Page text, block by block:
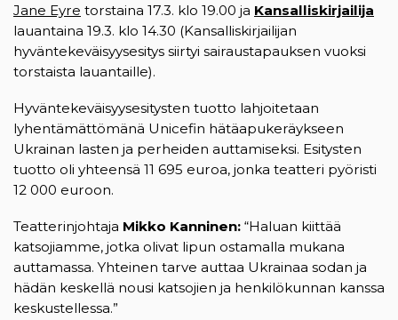
Jane Eyre torstaina 17.3. klo 19.00 ja Kansalliskirjailija
lauantaina 19.3. klo 14.30 (Kansalliskirjailijan
hyväntekeväisyysesitys siirtyi sairaustapauksen vuoksi
torstaista lauantaille).
Hyväntekeväisyysesitysten tuotto lahjoitetaan
lyhentämättömänä Unicefin hätäapukeräykseen
Ukrainan lasten ja perheiden auttamiseksi. Esitysten
tuotto oli yhteensä 11 695 euroa, jonka teatteri pyöristi
12 000 euroon.
Teatterinjohtaja Mikko Kanninen: “Haluan kiittää
katsojiamme, jotka olivat lipun ostamalla mukana
auttamassa. Yhteinen tarve auttaa Ukrainaa sodan ja
hädän keskellä nousi katsojien ja henkilökunnan kanssa
keskustellessa.”